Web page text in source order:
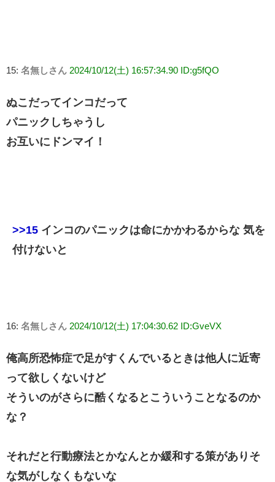
15: 名無しさん 2024/10/12(土) 16:57:34.90 ID:g5fQO
ぬこだってインコだって
パニックしちゃうし
お互いにドンマイ！
>>15 インコのパニックは命にかかわるからな 気を
付けないと
16: 名無しさん 2024/10/12(土) 17:04:30.62 ID:GveVX
俺高所恐怖症で足がすくんでいるときは他人に近寄
って欲しくないけど
そういのがさらに酷くなるとこういうことなるのか
な？
それだと行動療法とかなんとか緩和する策がありそ
な気がしなくもないな